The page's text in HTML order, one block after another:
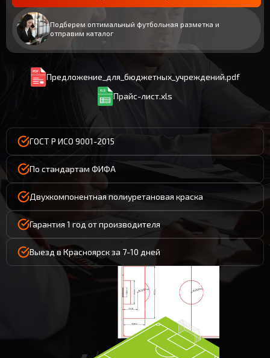
Подберем оптимальный футбольная разметка и
отправим каталог
Предложение_для_бюджетных_учреждений.pdf
Прайс-лист.xls
ГОСТ Р ИСО 9001-2015
По стандартам ФИФА
Двухкомпонентная полиуретановая краска
Гарантия 1 год от производителя
Выезд в Красноярск за 7-10 дней